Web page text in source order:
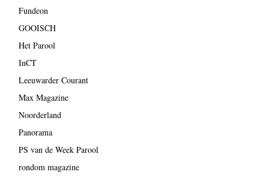
Fundeon
GOOISCH
Het Parool
InCT
Leeuwarder Courant
Max Magazine
Noorderland
Panorama
PS van de Week Parool
rondom magazine